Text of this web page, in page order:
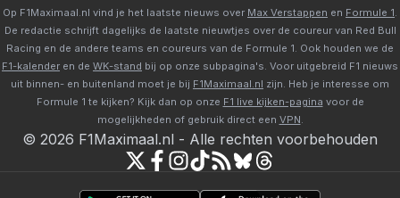
Op F1Maximaal.nl vind je het laatste nieuws over Max Verstappen en Formule 1
De redactie schrijft dagelijks de laatste nieuwtjes over de coureur van Red Bull
Racing en de andere teams en coureurs van de Formule 1. Ook houden we de
F1-kalender en de WK-stand bij op onze subpagina's. Voor uitgebreid F1 nieuws
uit binnen- en buitenland moet je bij F1Maximaal.nl zijn. Heb je interesse om
Formule 1 te kijken? Kijk dan op onze F1 live kijken-pagina voor de
mogelijkheden of gebruik direct een VPN
© 2026 F1Maximaal.nl - Alle rechten voorbehouden